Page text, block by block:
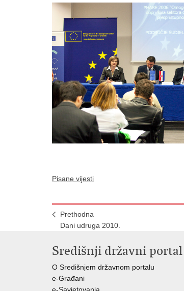
Pisane vijesti
Prethodna
Dani udruga 2010.
Središnji državni portal
O Središnjem državnom portalu
e-Građani